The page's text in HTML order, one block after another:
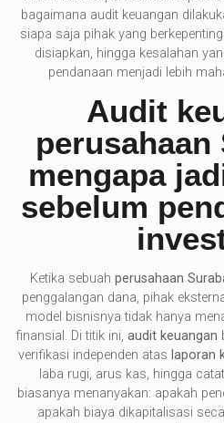
bagaimana audit keuangan
siapa saja pihak yang
disiapkan, hingga kesalahan
pendanaan menjadi lebih
Audit
perusahaan
mengapa
sebelum
Ketika sebuah perusahaan
penggalangan dana, pihak
model bisnisnya tidak hanya
finansial. Di titik ini, audit keuangan
verifikasi independen atas laporan
laba rugi, arus kas, hingga
biasanya menanyakan: apakah
apakah biaya dikapitalisasi